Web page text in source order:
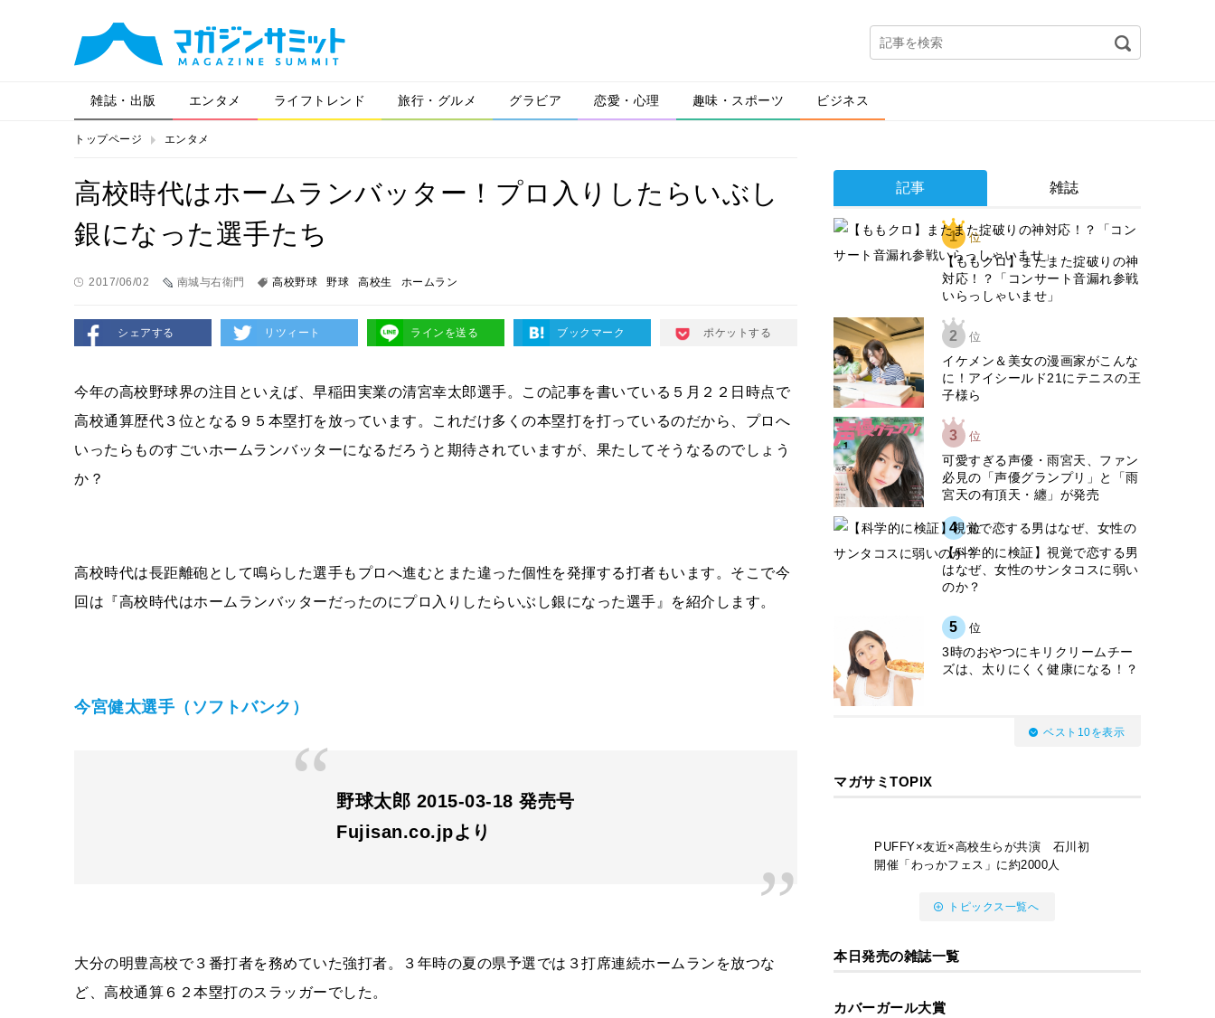
雑誌・出版 エンタメ ライフトレンド 旅行・グルメ グラビア 恋愛・心理 趣味・スポーツ ビジネス
トップページ エンタメ
高校時代はホームランバッター！プロ入りしたらいぶし
銀になった選手たち
2017/06/02 南城与右衛門 高校野球 野球 高校生 ホームラン
シェアする リツィート ラインを送る ブックマーク ポケットする
今年の高校野球界の注目といえば、早稲田実業の清宮幸太郎選手。この記事を書いている５月２２日時点で
高校通算歴代３位となる９５本塁打を放っています。これだけ多くの本塁打を打っているのだから、プロへ
いったらものすごいホームランバッターになるだろうと期待されていますが、果たしてそうなるのでしょう
か？
高校時代は長距離砲として鳴らした選手もプロへ進むとまた違った個性を発揮する打者もいます。そこで今
回は『高校時代はホームランバッターだったのにプロ入りしたらいぶし銀になった選手』を紹介します。
今宮健太選手（ソフトバンク）
野球太郎 2015-03-18 発売号
Fujisan.co.jpより
大分の明豊高校で３番打者を務めていた強打者。３年時の夏の県予選では３打席連続ホームランを放つな
ど、高校通算６２本塁打のスラッガーでした。
記事 雑誌
1 位
【ももクロ】またまた掟破りの神
対応！？「コンサート音漏れ参戦
いらっしゃいませ」
2 位
イケメン＆美女の漫画家がこんな
に！アイシールド21にテニスの王
子様ら
3 位
可愛すぎる声優・雨宮天、ファン
必見の「声優グランプリ」と「雨
宮天の有頂天・纏」が発売
4 位
【科学的に検証】視覚で恋する男
はなぜ、女性のサンタコスに弱い
のか？
5 位
3時のおやつにキリクリームチー
ズは、太りにくく健康になる！？
ベスト10を表示
マガサミTOPIX
PUFFY×友近×高校生らが共演 石川初
開催「わっかフェス」に約2000人
トピックス一覧へ
本日発売の雑誌一覧
カバーガール大賞